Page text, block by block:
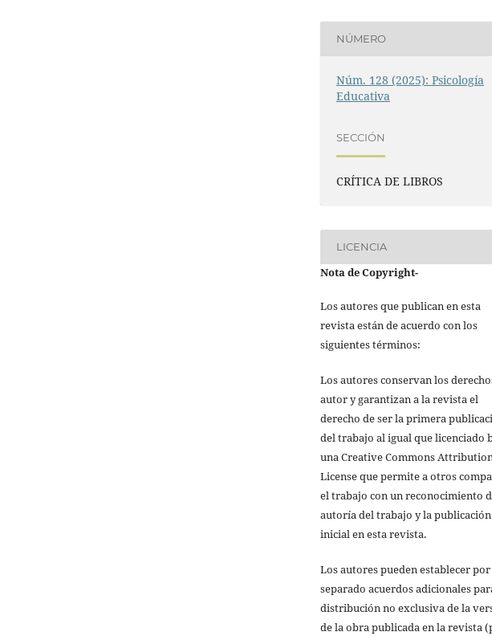
NÚMERO
Núm. 128 (2025): Psicología
Educativa
SECCIÓN
CRÍTICA DE LIBROS
LICENCIA
Nota de Copyright-
Los autores que publican en esta
revista están de acuerdo con los
siguientes términos:
Los autores conservan los
autor y garantizan a la revista el
derecho de ser la primera
del trabajo al igual que licenciado
una Creative Commons
License que permite a otros
el trabajo con un reconocimiento
autoría del trabajo y la publicación
inicial en esta revista.
Los autores pueden establecer por
separado acuerdos adicionales
distribución no exclusiva de la
de la obra publicada en la revista